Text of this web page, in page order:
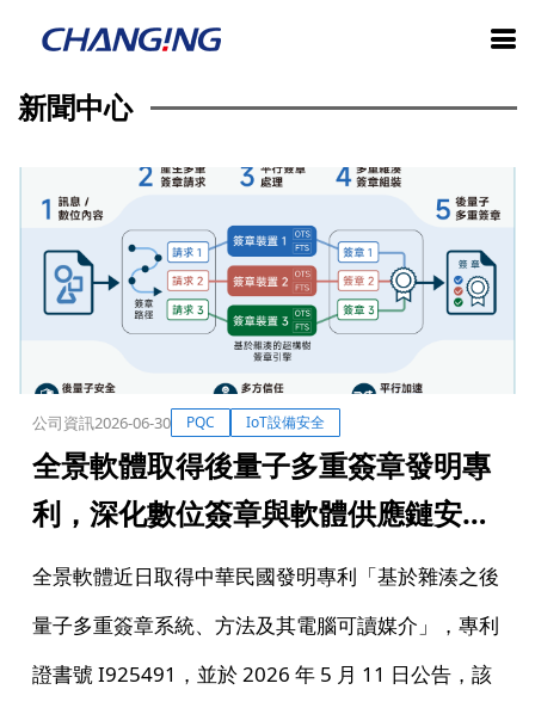
新聞中心
公司資訊2026-06-30 PQC IoT設備安全
全景軟體取得後量子多重簽章發明專
利，深化數位簽章與軟體供應鏈安全
布局
全景軟體近日取得中華民國發明專利「基於雜湊之後
量子多重簽章系統、方法及其電腦可讀媒介」，專利
證書號 I925491，並於 2026 年 5 月 11 日公告，該